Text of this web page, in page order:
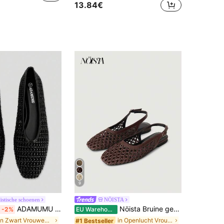
13.84€
schoenen
-2% ADAMUMU Plus Size Nieuwe Handgemaakte PU Geweven Lage Vamp Platte Schoenen Voor Dames, Geweven Textuurontwerp, Vintage Luxe, Dagelijks Woon-werkverkeer Elegant Veelzijdig Comfortabel Dameschoenen, Stille Luxe
in Zwart Vrouwen Flats
9
NÖISTA
EU Warehouse Nöista Bruine geweven sandalen met gekruiste bandjes, ontworpen met delicate mesh-bovenkant en verstelbare bandjes, ademend en comfortabel, retrostijl voor lente-uitjes en zomerse banketten.
#1 Bestseller in Openlucht Vrouwen Flats